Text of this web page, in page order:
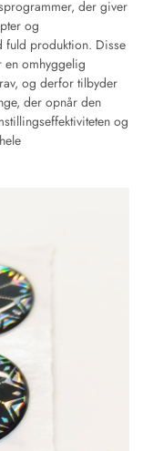
der giver
og
fuld produktion. Disse
en omhyggelig
og derfor tilbyder
der opnår den
og